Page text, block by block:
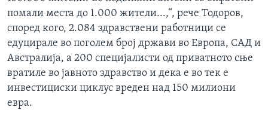
помали места до 1.000 жители...,“, рече Тодоров,
според кого, 2.084 здравствени работници се
едуцирале во поголем број држави во Европа, САД и
Австралија, а 200 специјалисти од приватното сње
вратиле во јавното здравство и дека е во тек е
инвестициски циклус вреден над 150 милиони
евра.